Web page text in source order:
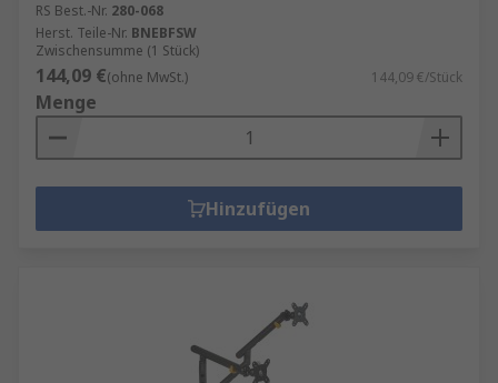
RS Best.-Nr. 280-068
Herst. Teile-Nr. BNEBFSW
Zwischensumme (1 Stück)
144,09 €(ohne MwSt.) 144,09 €/Stück
Menge
Hinzufügen